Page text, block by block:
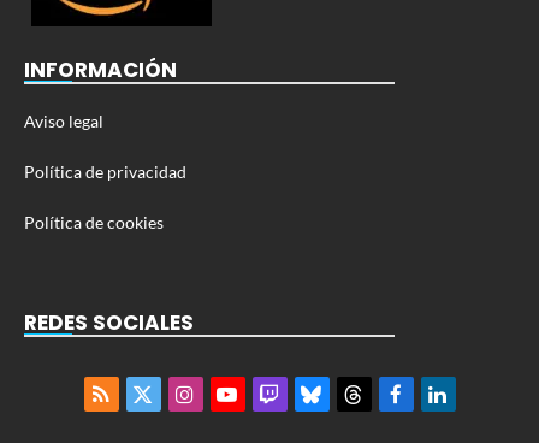
INFORMACIÓN
Aviso legal
Política de privacidad
Política de cookies
REDES SOCIALES
RSS
X
InstagramYouTubeTwitchBlueskyThreadsFacebookLinkedIn